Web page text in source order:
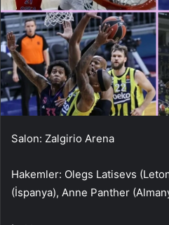
Salon: Zalgirio Arena
Hakemler: Olegs Latisevs
(İspanya), Anne Panther